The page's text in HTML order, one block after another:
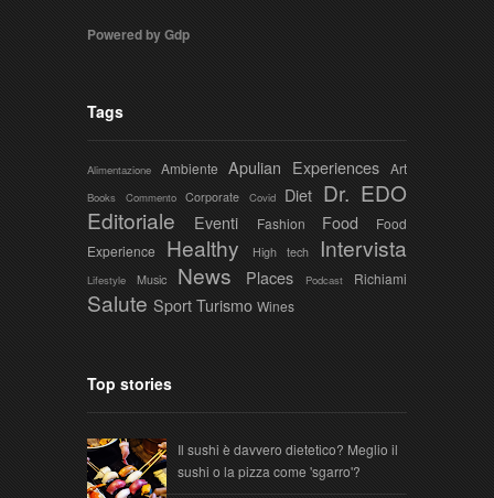
Powered by Gdp
Tags
Alimentazione Ambiente Apulian Experiences Art
Books Commento Corporate Covid Diet Dr. EDO
Editoriale
Eventi Fashion Food
Food
Experience
Healthy High tech Intervista
Lifestyle Music News Places Podcast Richiami
Salute SportTurismo Wines
Top stories
Il sushi è davvero dietetico? Meglio il
sushi o la pizza come 'sgarro'?